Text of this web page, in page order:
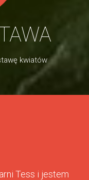
kwiatów
Tess i jestem